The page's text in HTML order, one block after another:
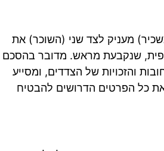
מעניק לצד שני (השוכר) את
שנקבעת מראש. מדובר בהסכם
והזכויות של הצדדים, ומסייע
כל הפרטים הדרושים להבטיח